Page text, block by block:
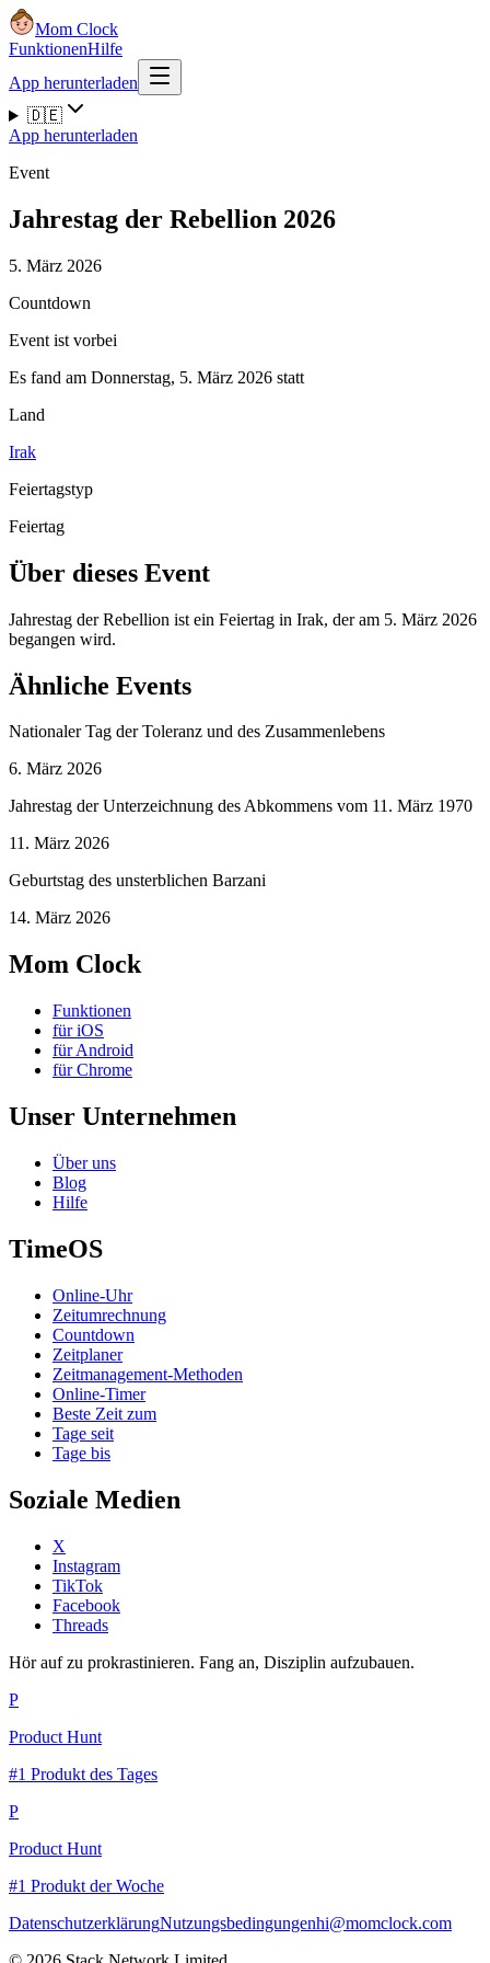
Mom Clock
FunktionenHilfe
App herunterladen
🇩🇪
App herunterladen
Event
Jahrestag der Rebellion 2026
5. März 2026
Countdown
Event ist vorbei
Es fand am Donnerstag, 5. März 2026 statt
Land
Irak
Feiertagstyp
Feiertag
Über dieses Event
Jahrestag der Rebellion ist ein Feiertag in Irak, der am 5. März 2026
begangen wird.
Ähnliche Events
Nationaler Tag der Toleranz und des Zusammenlebens
6. März 2026
Jahrestag der Unterzeichnung des Abkommens vom 11. März 1970
11. März 2026
Geburtstag des unsterblichen Barzani
14. März 2026
Mom Clock
Funktionen
für iOS
für Android
für Chrome
Unser Unternehmen
Über uns
Blog
Hilfe
TimeOS
Online-Uhr
Zeitumrechnung
Countdown
Zeitplaner
Zeitmanagement-Methoden
Online-Timer
Beste Zeit zum
Tage seit
Tage bis
Soziale Medien
X
Instagram
TikTok
Facebook
Threads
Hör auf zu prokrastinieren. Fang an, Disziplin aufzubauen.
P
Product Hunt
#1 Produkt des Tages
P
Product Hunt
#1 Produkt der Woche
DatenschutzerklärungNutzungsbedingungenhi@momclock.com